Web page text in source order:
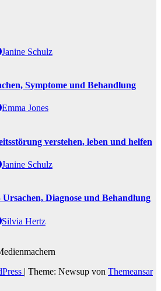
Janine Schulz
Symptome und Behandlung
Emma Jones
verstehen, leben und helfen
Janine Schulz
Diagnose und Behandlung
Silvia Hertz
| Theme: Newsup von Themeansar